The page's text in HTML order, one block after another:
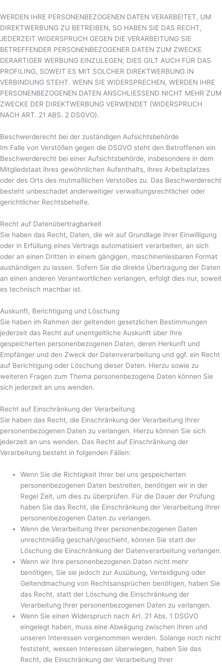
WERDEN IHRE PERSONENBEZOGENEN DATEN VERARBEITET, UM
DIREKTWERBUNG ZU BETREIBEN, SO HABEN SIE DAS RECHT,
JEDERZEIT WIDERSPRUCH GEGEN DIE VERARBEITUNG SIE
BETREFFENDER PERSONENBEZOGENER DATEN ZUM ZWECKE
DERARTIGER WERBUNG EINZULEGEN; DIES GILT AUCH FÜR DAS
PROFILING, SOWEIT ES MIT SOLCHER DIREKTWERBUNG IN
VERBINDUNG STEHT. WENN SIE WIDERSPRECHEN, WERDEN IHRE
PERSONENBEZOGENEN DATEN ANSCHLIESSEND NICHT MEHR ZUM
ZWECKE DER DIREKTWERBUNG VERWENDET (WIDERSPRUCH
NACH ART. 21 ABS. 2 DSGVO).
Beschwerde­recht bei der zuständigen Aufsichts­behörde
Im Falle von Verstößen gegen die DSGVO steht den Betroffenen ein
Beschwerderecht bei einer Aufsichtsbehörde, insbesondere in dem
Mitgliedstaat ihres gewöhnlichen Aufenthalts, ihres Arbeitsplatzes
oder des Orts des mutmaßlichen Verstoßes zu. Das Beschwerderecht
besteht unbeschadet anderweitiger verwaltungsrechtlicher oder
gerichtlicher Rechtsbehelfe.
Recht auf Daten­übertrag­barkeit
Sie haben das Recht, Daten, die wir auf Grundlage Ihrer Einwilligung
oder in Erfüllung eines Vertrags automatisiert verarbeiten, an sich
oder an einen Dritten in einem gängigen, maschinenlesbaren Format
aushändigen zu lassen. Sofern Sie die direkte Übertragung der Daten
an einen anderen Verantwortlichen verlangen, erfolgt dies nur, soweit
es technisch machbar ist.
Auskunft, Berichtigung und Löschung
Sie haben im Rahmen der geltenden gesetzlichen Bestimmungen
jederzeit das Recht auf unentgeltliche Auskunft über Ihre
gespeicherten personenbezogenen Daten, deren Herkunft und
Empfänger und den Zweck der Datenverarbeitung und ggf. ein Recht
auf Berichtigung oder Löschung dieser Daten. Hierzu sowie zu
weiteren Fragen zum Thema personenbezogene Daten können Sie
sich jederzeit an uns wenden.
Recht auf Einschränkung der Verarbeitung
Sie haben das Recht, die Einschränkung der Verarbeitung Ihrer
personenbezogenen Daten zu verlangen. Hierzu können Sie sich
jederzeit an uns wenden. Das Recht auf Einschränkung der
Verarbeitung besteht in folgenden Fällen:
Wenn Sie die Richtigkeit Ihrer bei uns gespeicherten
personenbezogenen Daten bestreiten, benötigen wir in der
Regel Zeit, um dies zu überprüfen. Für die Dauer der Prüfung
haben Sie das Recht, die Einschränkung der Verarbeitung Ihrer
personenbezogenen Daten zu verlangen.
Wenn die Verarbeitung Ihrer personenbezogenen Daten
unrechtmäßig geschah/geschieht, können Sie statt der
Löschung die Einschränkung der Datenverarbeitung verlangen.
Wenn wir Ihre personenbezogenen Daten nicht mehr
benötigen, Sie sie jedoch zur Ausübung, Verteidigung oder
Geltendmachung von Rechtsansprüchen benötigen, haben Sie
das Recht, statt der Löschung die Einschränkung der
Verarbeitung Ihrer personenbezogenen Daten zu verlangen.
Wenn Sie einen Widerspruch nach Art. 21 Abs. 1 DSGVO
eingelegt haben, muss eine Abwägung zwischen Ihren und
unseren Interessen vorgenommen werden. Solange noch nicht
feststeht, wessen Interessen überwiegen, haben Sie das
Recht, die Einschränkung der Verarbeitung Ihrer